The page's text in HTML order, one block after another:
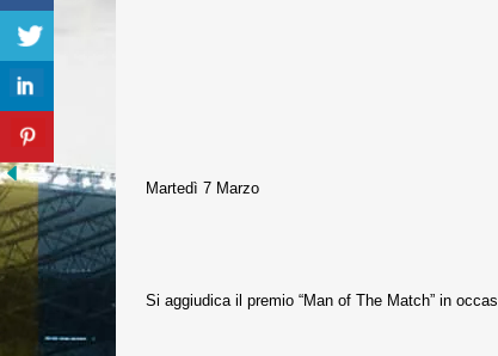
Martedì 7 Marzo
Si aggiudica il premio “Man of The Match” in